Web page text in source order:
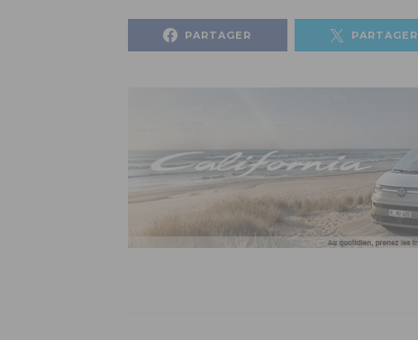
PARTAGER PARTAGER